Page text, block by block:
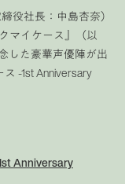
役社長：中島杏奈）
マイケース』（以
した豪華声優陣が出
-1st Anniversary
Anniversary